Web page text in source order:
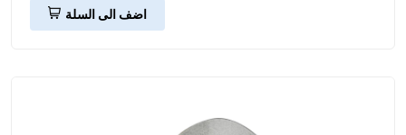
اضف الى السلة